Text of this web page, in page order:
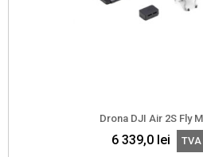
Drona DJI Air 2S Fly
6 339,0 lei